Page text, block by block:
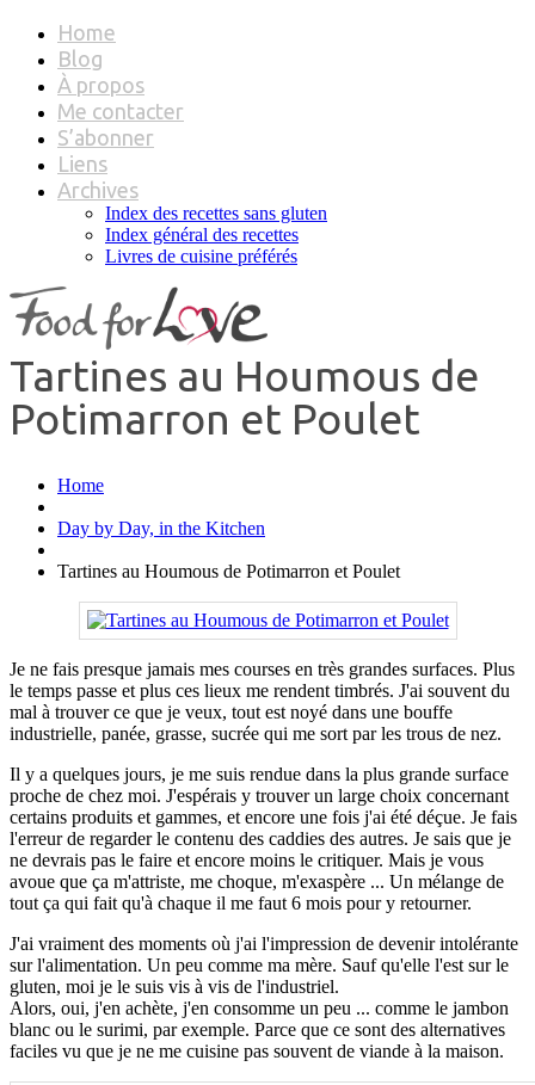
Home
Blog
À propos
Me contacter
S’abonner
Liens
Archives
Index des recettes sans gluten
Index général des recettes
Livres de cuisine préférés
Tartines au Houmous de
Potimarron et Poulet
Home
Day by Day, in the Kitchen
Tartines au Houmous de Potimarron et Poulet
Je ne fais presque jamais mes courses en très grandes surfaces. Plus
le temps passe et plus ces lieux me rendent timbrés. J'ai souvent du
mal à trouver ce que je veux, tout est noyé dans une bouffe
industrielle, panée, grasse, sucrée qui me sort par les trous de nez.
Il y a quelques jours, je me suis rendue dans la plus grande surface
proche de chez moi. J'espérais y trouver un large choix concernant
certains produits et gammes, et encore une fois j'ai été déçue. Je fais
l'erreur de regarder le contenu des caddies des autres. Je sais que je
ne devrais pas le faire et encore moins le critiquer. Mais je vous
avoue que ça m'attriste, me choque, m'exaspère ... Un mélange de
tout ça qui fait qu'à chaque il me faut 6 mois pour y retourner.
J'ai vraiment des moments où j'ai l'impression de devenir intolérante
sur l'alimentation. Un peu comme ma mère. Sauf qu'elle l'est sur le
gluten, moi je le suis vis à vis de l'industriel.
Alors, oui, j'en achète, j'en consomme un peu ... comme le jambon
blanc ou le surimi, par exemple. Parce que ce sont des alternatives
faciles vu que je ne me cuisine pas souvent de viande à la maison.